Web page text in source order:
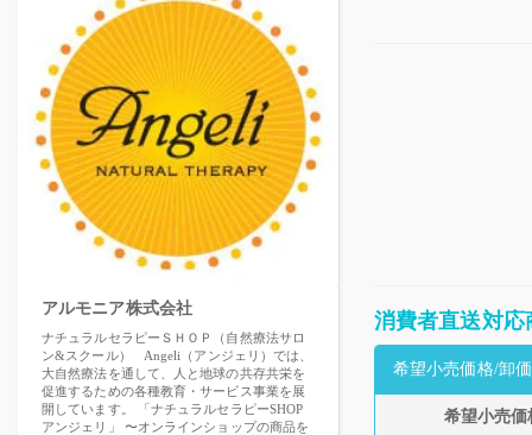
アルモニア株式会社
ナチュラルセラピーＳＨＯＰ（自然療法サロ
ン&スクール） Angeli（アンジェリ）では、
大自然療法を通して、人と地球の共存共栄を
促進するための各種教育・サービス事業を展
開しています。 「ナチュラルセラピーSHOP
アンジェリ」 〜オンラインショップの商品を
消費者直送対応
希望小売価格/卸
希望小売価